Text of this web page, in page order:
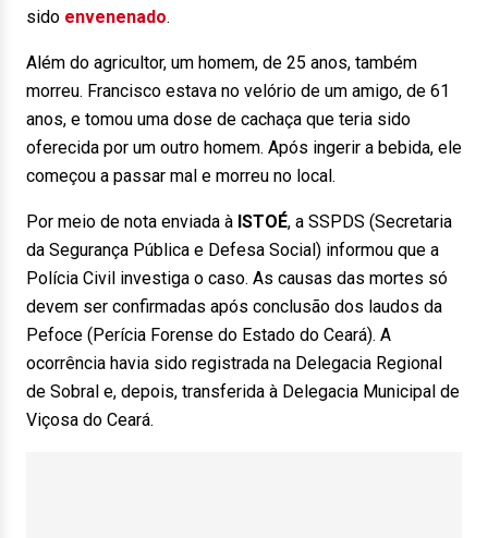
sido envenenado.
Além do agricultor, um homem, de 25 anos, também
morreu. Francisco estava no velório de um amigo, de 61
anos, e tomou uma dose de cachaça que teria sido
oferecida por um outro homem. Após ingerir a bebida, ele
começou a passar mal e morreu no local.
Por meio de nota enviada à ISTOÉ, a SSPDS (Secretaria
da Segurança Pública e Defesa Social) informou que a
Polícia Civil investiga o caso. As causas das mortes só
devem ser confirmadas após conclusão dos laudos da
Pefoce (Perícia Forense do Estado do Ceará). A
ocorrência havia sido registrada na Delegacia Regional
de Sobral e, depois, transferida à Delegacia Municipal de
Viçosa do Ceará.